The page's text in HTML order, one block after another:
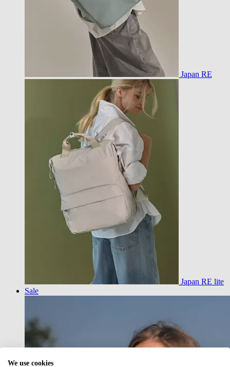
Japan RE
Japan RE lite
Sale
We use cookies